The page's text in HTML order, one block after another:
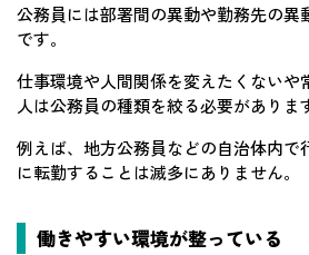
公務員には部署間の異動や勤務先の異
です。
仕事環境や人間関係を変えたくないや
人は公務員の種類を絞る必要がありま
例えば、地方公務員などの自治体内で
に転勤することは滅多にありません。
働きやすい環境が整っている